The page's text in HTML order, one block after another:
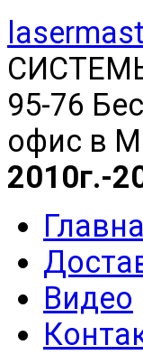
95-76
офис в
2010г.-
Видео